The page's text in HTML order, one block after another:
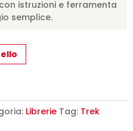
istruzioni e ferramenta
semplice.
Librerie Tag: Trek